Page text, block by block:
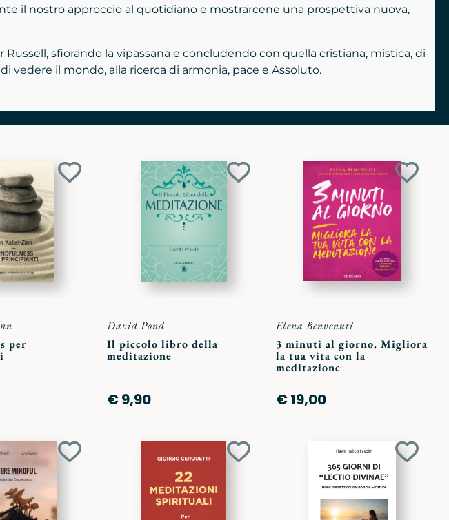
il nostro approccio al quotidiano e mostrarcene una prospettiva nuova,
sfiorando la vipassanā e concludendo con quella cristiana, mistica, di
il mondo, alla ricerca di armonia, pace e Assoluto.
Aggiungi
per
Aggiungi
David Pond
Il piccolo libro della
meditazione
€ 9,90
Elena Benvenuti
3 minuti al giorno. Migliora
la tua vita con la
meditazione
€ 19,00
Aggiungi
Aggiungi